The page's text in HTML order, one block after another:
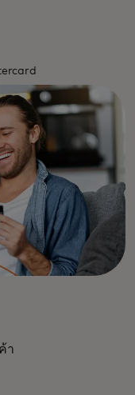
า